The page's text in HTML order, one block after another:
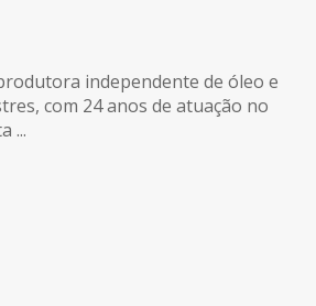
independente de óleo e
com 24 anos de atuação no
...